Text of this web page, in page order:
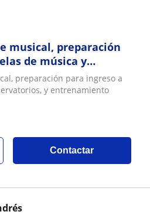
musical, preparación
de música y
auditivo
preparación para ingreso a
y entrenamiento
Contactar